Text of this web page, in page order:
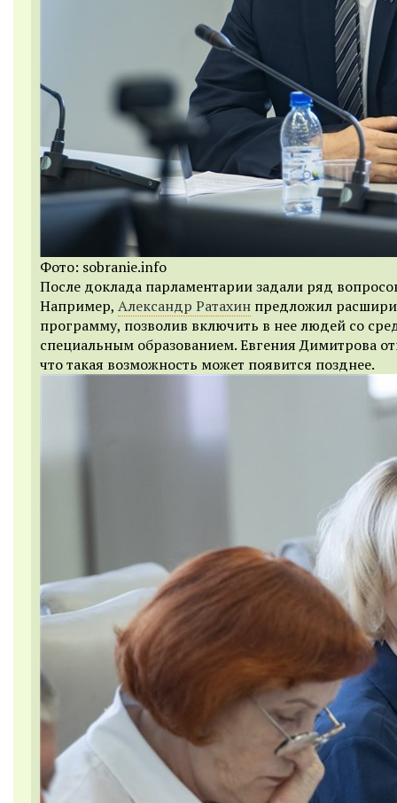
Фото: sobranie.info
После доклада парламентарии задали ряд
Например, Александр Ратахин предложил
программу, позволив включить в нее людей со
специальным образованием. ЕвгенияДимитрова
что такая возможность может появится позднее.